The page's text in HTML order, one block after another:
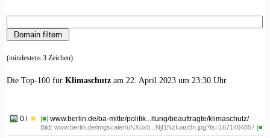
(mindestens 3 Zeichen)
Die Top-100 für Klimaschutzam 22. April 2023 um 23:30 Uhr
0.01 [■] www.berlin.de/ba-mitte/politik...ltung/beauftragte/klimaschutz/
Bild: www.berlin.de/imgscaler/uNXux0...NjI1NzIuanBn.jpg?ts=1671464857 [■]